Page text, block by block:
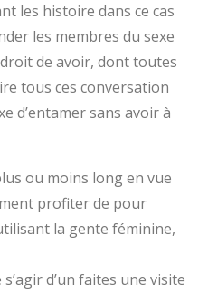
les histoire dans ce cas
les membres du sexe
de avoir, dont toutes
tous ces conversation
d’entamer sans avoir à
ou moins long en vue
profiter de pour
la gente féminine,
d’un faites une visite